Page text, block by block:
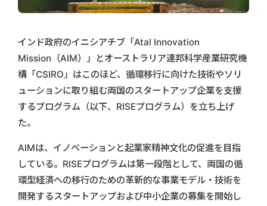
インド政府のイニシアチブ「Atal Innovation
Mission（AIM）」とオーストラリア連邦科学産業研究機
構「CSIRO」はこのほど、循環移行に向けた技術やソリ
ューションに取り組む両国のスタートアップ企業を支援
するプログラム（以下、RISEプログラム）を立ち上げ
た。
AIMは、イノベーションと起業家精神文化の促進を目指
している。RISEプログラムは第一段階として、両国の循
環型経済への移行のための革新的な事業モデル・技術を
開発するスタートアップおよび中小企業の募集を開始し